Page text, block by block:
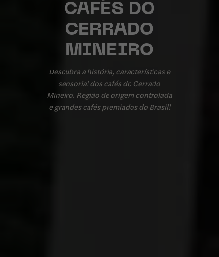
CAFÉS DO
CERRADO
MINEIRO
Descubra a história, características e
sensorial dos cafés do Cerrado
Mineiro. Região de origem controlada
e grandes cafés premiados do Brasil!